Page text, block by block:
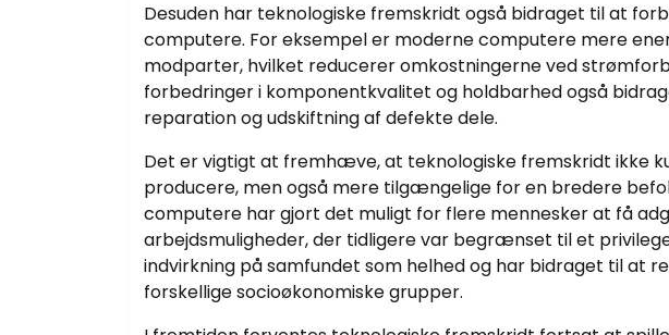
Desuden har teknologiske fremskridt også bidraget til at
computere. For eksempel er moderne computere mere
modparter, hvilket reducerer omkostningerne ved
forbedringer i komponentkvalitet og holdbarhed også
reparation og udskiftning af defekte dele.
Det er vigtigt at fremhæve, at teknologiske fremskridt ikke
producere, men også mere tilgængelige for en bredere
computere har gjort det muligt for flere mennesker at få
arbejdsmuligheder, der tidligere var begrænset til et
indvirkning på samfundet som helhed og har bidraget til at
forskellige socioøkonomiske grupper.